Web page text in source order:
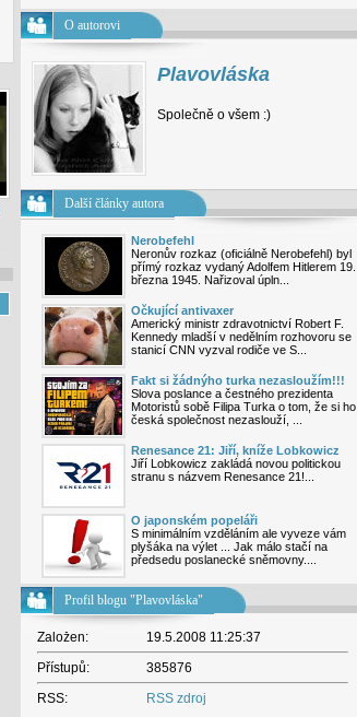
O autorovi
Plavovláska
Společně o všem :)
Další články autora
Nerobefehl
Neronův rozkaz (oficiálně Nerobefehl) byl
přímý rozkaz vydaný Adolfem Hitlerem 19.
března 1945. Nařizoval úpln...
Očkující antivaxer
Americký ministr zdravotnictví Robert F.
Kennedy mladší v nedělním rozhovoru se
stanicí CNN vyzval rodiče ve S...
Fakt si žádnýho turka nezasloužím!!!
Slova poslance a čestného prezidenta
Motoristů sobě Filipa Turka o tom, že si ho
česká společnost nezaslouží, ...
Renesance 21: Jiří, kníže Lobkowicz
Jiří Lobkowicz zakládá novou politickou
stranu s názvem Renesance 21!...
O japonském popeláři
S minimálním vzděláním ale vyveze vám
plyšáka na výlet ... Jak málo stačí na
předsedu poslanecké sněmovny....
Profil blogu "Plavovláska"
Založen:
19.5.2008 11:25:37
Přístupů:
385876
RSS:
RSS zdroj